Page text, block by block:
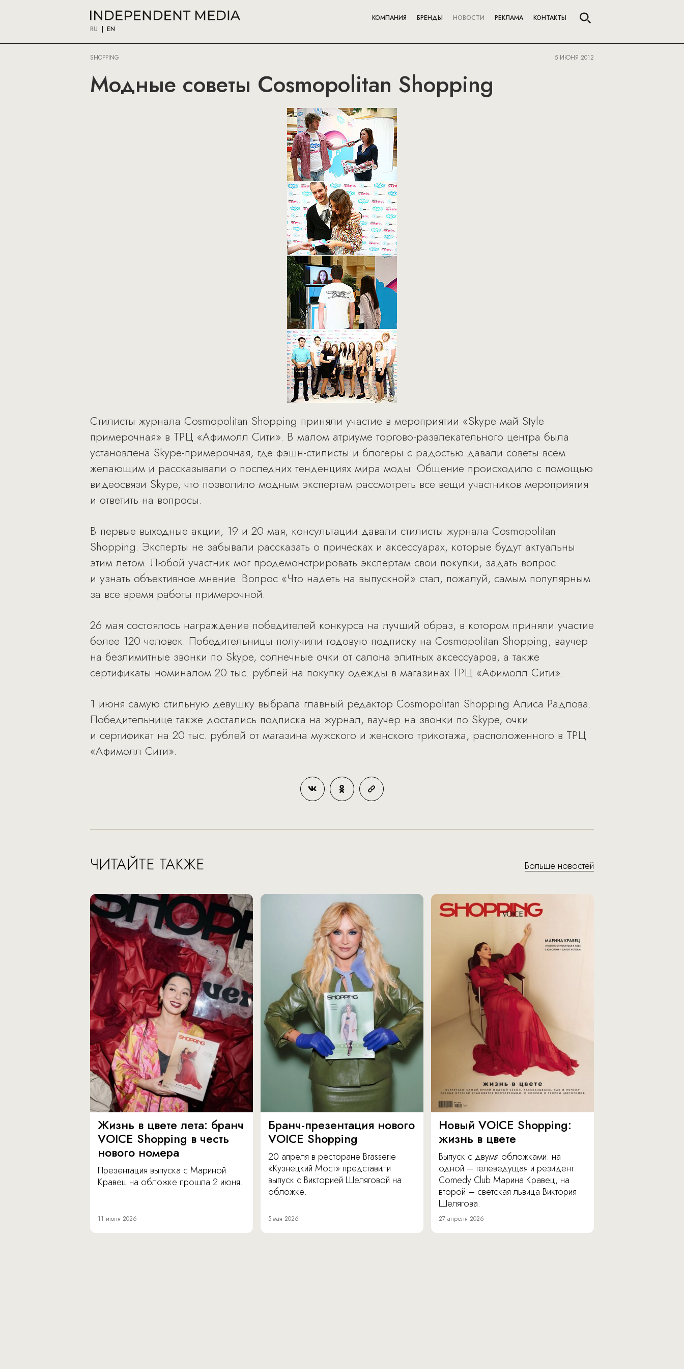
RU EN
КОМПАНИЯ БРЕНДЫ НОВОСТИ РЕКЛАМА КОНТАКТЫ
SHOPPING 5 ИЮНЯ 2012
Модные советы Cosmopolitan Shopping
Стилисты журнала Cosmopolitan Shopping приняли участие в мероприятии «Skype май Style
примерочная» в ТРЦ «Афимолл Сити». В малом атриуме торгово-развлекательного центра была
установлена Skype-примерочная, где фэшн-стилисты и блогеры с радостью давали советы всем
желающим и рассказывали о последних тенденциях мира моды. Общение происходило с помощью
видеосвязи Skype, что позволило модным экспертам рассмотреть все вещи участников мероприятия
и ответить на вопросы.
В первые выходные акции, 19 и 20 мая, консультации давали стилисты журнала Cosmopolitan
Shopping. Эксперты не забывали рассказать о прическах и аксессуарах, которые будут актуальны
этим летом. Любой участник мог продемонстрировать экспертам свои покупки, задать вопрос
и узнать объективное мнение. Вопрос «Что надеть на выпускной» стал, пожалуй, самым популярным
за все время работы примерочной.
26 мая состоялось награждение победителей конкурса на лучший образ, в котором приняли участие
более 120 человек. Победительницы получили годовую подписку на Cosmopolitan Shopping, ваучер
на безлимитные звонки по Skype, солнечные очки от салона элитных аксессуаров, а также
сертификаты номиналом 20 тыс. рублей на покупку одежды в магазинах ТРЦ «Афимолл Сити».
1 июня самую стильную девушку выбрала главный редактор Cosmopolitan Shopping Алиса Радлова.
Победительнице также достались подписка на журнал, ваучер на звонки по Skype, очки
и сертификат на 20 тыс. рублей от магазина мужского и женского трикотажа, расположенного в ТРЦ
«Афимолл Сити».
ЧИТАЙТЕ ТАКЖЕ Больше новостей
Жизнь в цвете лета: бранч
VOICE Shopping в честь
нового номера
Презентация выпуска с Мариной
Кравец на обложке прошла 2 июня.
11 июня 2026
Бранч-презентация нового
VOICE Shopping
20 апреля в ресторане Brasserie
«Кузнецкий Мост» представили
выпуск с Викторией Шеляговой на
обложке.
5 мая 2026
Новый VOICE Shopping:
жизнь в цвете
Выпуск с двумя обложками: на
одной – телеведущая и резидент
Comedy Club Марина Кравец, на
второй – светская львица Виктория
Шелягова.
27 апреля 2026